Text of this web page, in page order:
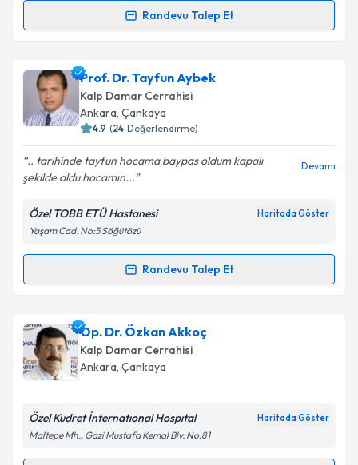
Randevu Talep Et
Randevu Takvimi Talebi
Op. Dr. M. Fatih Yılmaziçin randevu takvimi talebi
oluşturun. Size bu uzmandan randevu almanız için bir
takvim hazırlandığında e-posta ile bilgilendireceğiz.
Kişisel verilerimin işlenmesine ilişkin
Aydınlatma
Metni'ni okudum ve kişisel verilerimin belirtilen
kapsamda işlenmesini kabul ediyorum.
Prof. Dr. Tayfun Aybek
Kalp Damar Cerrahisi
Ankara, Çankaya
4.9 (24 Değerlendirme)
.. tarihinde tayfun hocama baypas oldum kapalı
şekilde oldu hocamın...
Devamı
Özel TOBB ETÜ Hastanesi Haritada Göster
Yaşam Cad. No:5 Söğütözü
Randevu Talep Et
Randevu Takvimi Talebi
Prof. Dr. Tayfun Aybekiçin randevu takvimi talebi
oluşturun. Size bu uzmandan randevu almanız için bir
takvim hazırlandığında e-posta ile bilgilendireceğiz.
Op. Dr. Özkan Akkoç
Kalp Damar Cerrahisi
Ankara, Çankaya
Özel Kudret İnternatıonal Hospıtal Haritada Göster
Maltepe Mh., Gazi Mustafa Kemal Blv. No:81